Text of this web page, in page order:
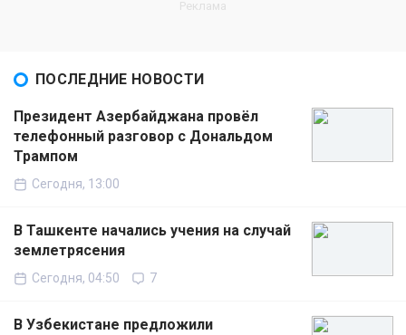
ПОСЛЕДНИЕ НОВОСТИ
Президент Азербайджана провёл
телефонный разговор с Дональдом
Трампом
Сегодня, 13:00
В Ташкенте начались учения на случай
землетрясения
Сегодня, 04:50 7
В Узбекистане предложили